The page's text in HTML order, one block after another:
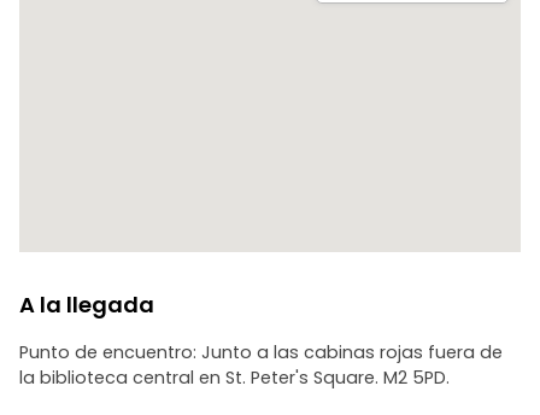
A la llegada
Punto de encuentro: Junto a las cabinas rojas fuera de
la biblioteca central en St. Peter's Square. M2 5PD.